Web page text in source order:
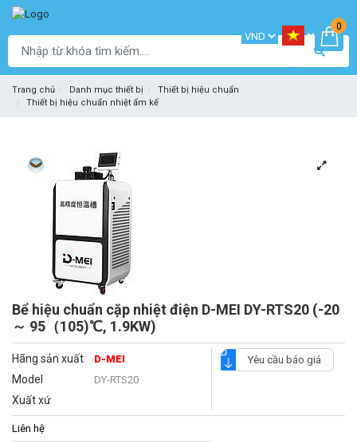
0
Trang chủ Danh mục thiết bị
Thiết bị hiệu chuẩn
Thiết bị hiệu chuẩn nhiệt ẩm kế
Bể hiệu chuẩn cặp nhiệt điện D-MEI DY-RTS20 (-20
～ 95（105)℃, 1.9KW)
Hãng sản xuất D-MEI
Model DY-RTS20
Xuất xứ
Yêu cầu báo giá
Liên hệ